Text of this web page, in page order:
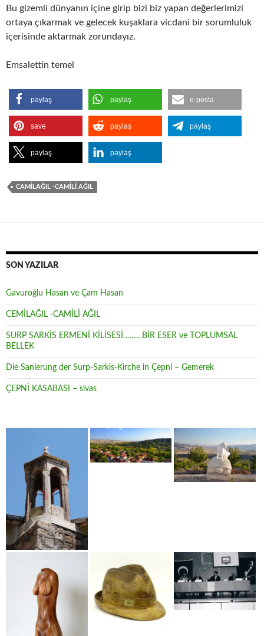
Bu gizemli dünyanın içine girip bizi biz yapan değerlerimizi
ortaya çıkarmak ve gelecek kuşaklara vicdani bir sorumluluk
içerisinde aktarmak zorundayız.
Emsalettin temel
paylaş paylaş e-posta
save paylaş paylaş
paylaş paylaş
CAMİLAĞIL -CAMİLİ AĞIL
SON YAZILAR
Gavuroğlu Hasan ve Çam Hasan
CEMİLAĞIL -CAMİLİ AĞIL
SURP SARKİS ERMENİ KİLİSESİ…….. BİR ESER ve TOPLUMSAL
BELLEK
Die Sanierung der Surp-Sarkis-Kirche in Çepni – Gemerek
ÇEPNİ KASABASI – sivas